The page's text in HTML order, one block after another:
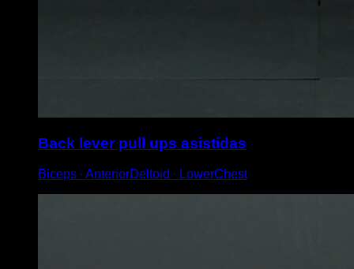
Back lever pull ups asistidas
Biceps ∙ AnteriorDeltoid ∙ LowerChest